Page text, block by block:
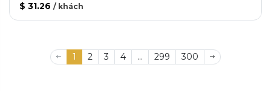
$ 31.26 / khách
1 2 3 4 ... 299 300